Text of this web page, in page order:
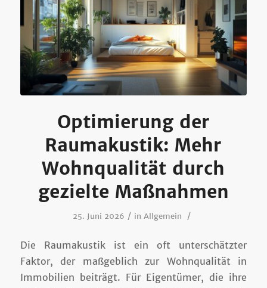
Optimierung der
Raumakustik: Mehr
Wohnqualität durch
gezielte Maßnahmen
25. Juni 2026 / inAllgemein /
Die Raumakustik ist ein oft unterschätzter
Faktor, der maßgeblich zur Wohnqualität in
Immobilien beiträgt. Für Eigentümer, die ihre